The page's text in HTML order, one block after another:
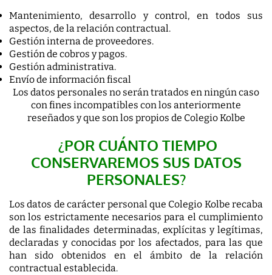
Mantenimiento, desarrollo y control, en todos sus
aspectos, de la relación contractual.
Gestión interna de proveedores.
Gestión de cobros y pagos.
Gestión administrativa.
Envío de información fiscal
Los datos personales no serán tratados en ningún caso
con fines incompatibles con los anteriormente
reseñados y que son los propios de Colegio Kolbe
¿POR CUÁNTO TIEMPO
CONSERVAREMOS SUS DATOS
PERSONALES?
Los datos de carácter personal que Colegio Kolbe recaba
son los estrictamente necesarios para el cumplimiento
de las finalidades determinadas, explícitas y legítimas,
declaradas y conocidas por los afectados, para las que
han sido obtenidos en el ámbito de la relación
contractual establecida.